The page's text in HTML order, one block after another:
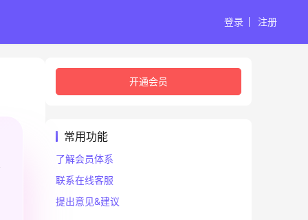
登录 注册
开通会员
常用功能
了解会员体系
联系在线客服
提出意见&建议